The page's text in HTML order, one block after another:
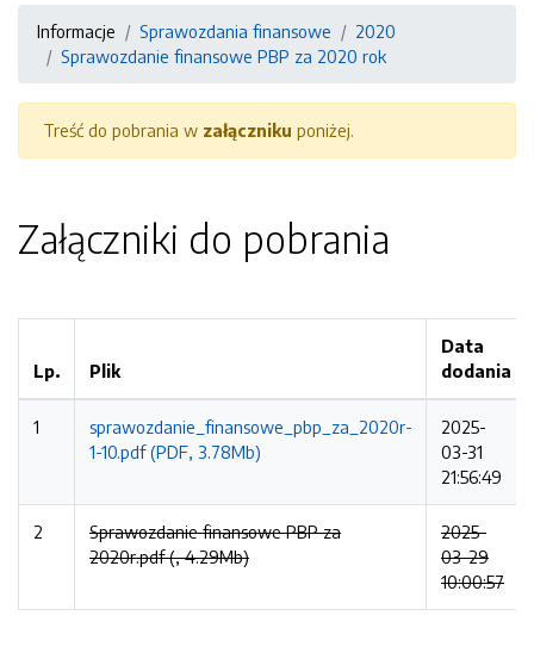
Informacje Sprawozdania finansowe
2020
Sprawozdanie finansowe PBP za 2020 rok
Treść do pobrania w załączniku poniżej.
Załączniki do pobrania
Lp. Plik
Data
dodania
1
sprawozdanie_finansowe_pbp_za_2020r-
1-10.pdf (PDF, 3.78Mb)
2025-
03-31
21:56:49
2
Sprawozdanie finansowe PBP za
2020r.pdf (, 4.29Mb)
2025-
03-29
10:00:57